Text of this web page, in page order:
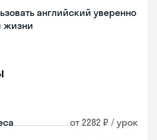
английский уверенно
жизни
от 2282 ₽ / урок